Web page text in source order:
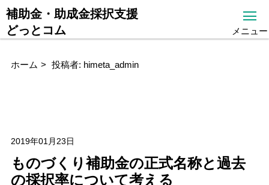
補助金・助成金採択支援
どっとコム
メニュー
ホーム 投稿者: himeta_admin
2019年01月23日
ものづくり補助金の正式名称と過去
の採択率について考える